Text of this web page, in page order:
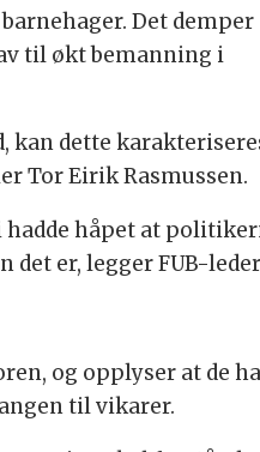
Det demper
til økt bemanning i
dette
Tor Eirik Rasmussen.
hadde håpet at
er, legger FUB-
og opplyser at de
til vikarer.